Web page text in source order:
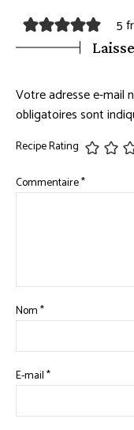
5
Votre adresse e-mail
obligatoires sont
Recipe Rating
Commentaire*
Nom*
E-mail*